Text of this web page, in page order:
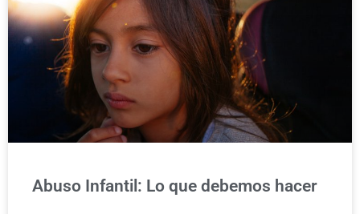
Abuso Infantil: Lo que debemos hacer